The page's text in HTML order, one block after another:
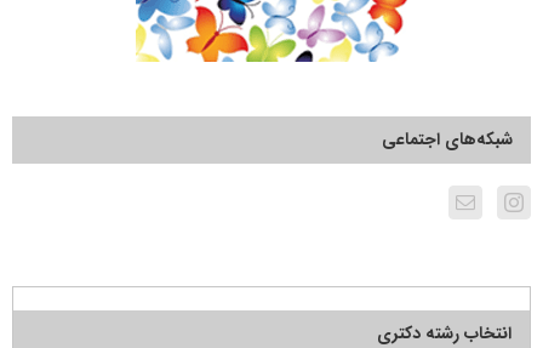
شبکه‌های اجتماعی
انتخاب رشته دکتری